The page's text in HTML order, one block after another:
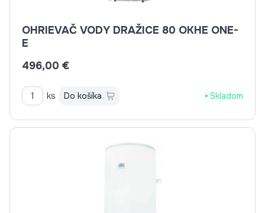
OHRIEVAČ VODY DRAŽICE 80 OKHE ONE-
E
496,00 €
ks Do košíka Skladom